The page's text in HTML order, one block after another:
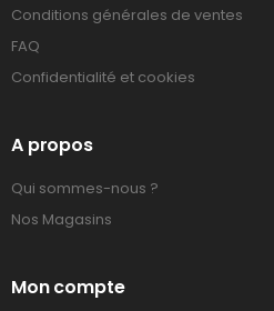
Conditions générales de ventes
FAQ
Confidentialité et cookies
A propos
Qui sommes-nous ?
Nos Magasins
Mon compte